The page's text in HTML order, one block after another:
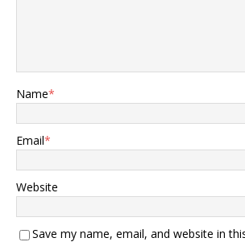
Name*
Email*
Website
Save my name, email, and website in